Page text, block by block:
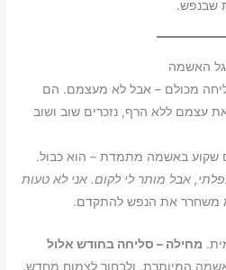
שבנפש.
האשמה
מכולם – אבל לא מעצמם. הם
עצמם ללא הרף, נזכרים שוב ושוב
שקוע באשמה מתמדת – הוא כבול.
אבל מותר לי לקום. אני לא טעות
משחרר את הנפש להתקדם.
מחילה – סליחה בחודש אלול
המיותרת, ולבחור לצמוח מחדש.